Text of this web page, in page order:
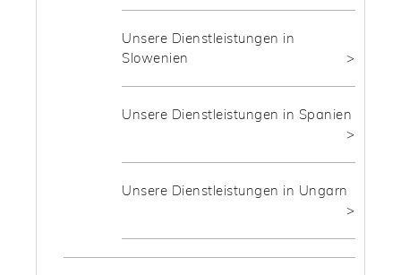
Unsere Dienstleistungen in
Slowenien
Unsere Dienstleistungen in Spanien
Unsere Dienstleistungen in Ungarn